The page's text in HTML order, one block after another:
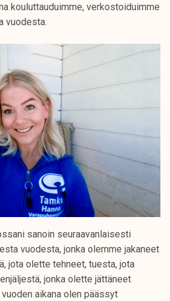
kouluttauduimme, verkostoiduimme
vuodesta.
sanoin seuraavanlaisesti
vuodesta, jonka olemme jakaneet
jota olette tehneet, tuesta, jota
jonka olette jättäneet
vuoden aikana olen päässyt